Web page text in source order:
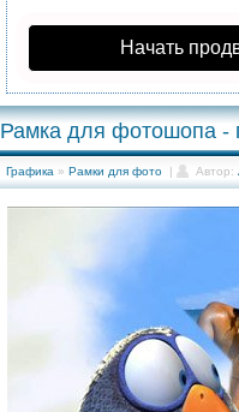
Начать
Рамка для фотошопа -
Графика » Рамки для фото | Автор: